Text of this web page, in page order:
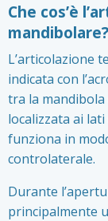
Che cos’è
mandibolare?
L’articolazione
indicata con
tra la mandibola
localizzata ai
funziona in
controlaterale.
Durante
principalmente